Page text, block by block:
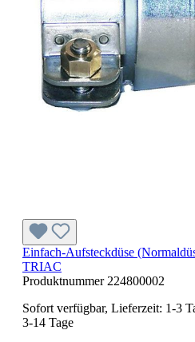
Einfach-Aufsteckdüse
TRIAC
Produktnummer 224800002
Sofort verfügbar, Lieferzeit: 1-3
3-14 Tage